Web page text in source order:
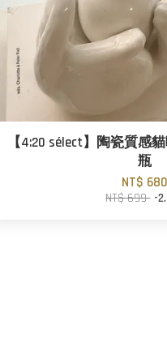
【4:20 sélect】陶瓷質感
瓶
NT$ 680
NT$ 699 -